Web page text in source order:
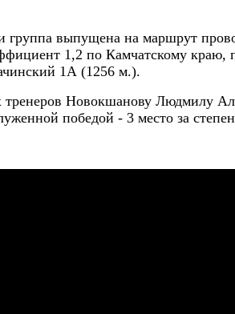
выпущена на маршрут
1,2 по Камчатскому краю,
1А (1256 м.).
Новокшанову Людмилу
победой - 3 место за